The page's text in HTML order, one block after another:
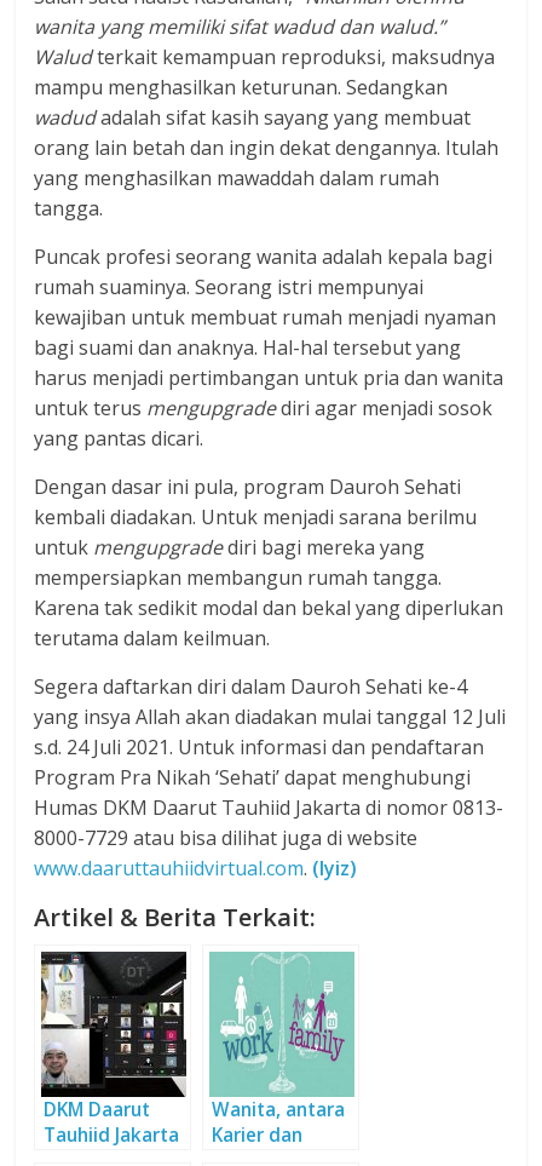
wanita yang memiliki sifat wadud dan walud.”
Waludterkait kemampuan reproduksi, maksudnya
mampu menghasilkan keturunan. Sedangkan
wadudadalah sifat kasih sayang yang membuat
orang lain betah dan ingin dekat dengannya. Itulah
yang menghasilkan mawaddah dalam rumah
tangga.
Puncak profesi seorang wanita adalah kepala bagi
rumah suaminya. Seorang istri mempunyai
kewajiban untuk membuat rumah menjadi nyaman
bagi suami dan anaknya. Hal-hal tersebut yang
harus menjadi pertimbangan untuk pria dan wanita
untuk terus mengupgradediri agar menjadi sosok
yang pantas dicari.
Dengan dasar ini pula, program Dauroh Sehati
kembali diadakan. Untuk menjadi sarana berilmu
untuk mengupgradediri bagi mereka yang
mempersiapkan membangun rumah tangga.
Karena tak sedikit modal dan bekal yang diperlukan
terutama dalam keilmuan.
Segera daftarkan diri dalam Dauroh Sehati ke-4
yang insya Allah akan diadakan mulai tanggal 12 Juli
s.d. 24 Juli 2021. Untuk informasi dan pendaftaran
Program Pra Nikah ‘Sehati’ dapat menghubungi
Humas DKM Daarut Tauhiid Jakarta di nomor 0813-
8000-7729 atau bisa dilihat juga di website
www.daaruttauhiidvirtual.com. (Iyiz)
Artikel & Berita Terkait:
DKM Daarut
Tauhiid Jakarta
Wanita, antara
Karier dan